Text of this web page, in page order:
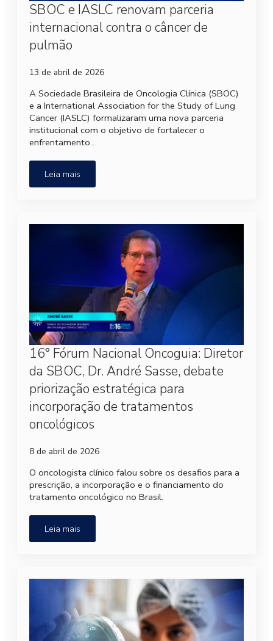
SBOC e IASLC renovam parceria
internacional contra o câncer de
pulmão
13 de abril de 2026
A Sociedade Brasileira de Oncologia Clínica (SBOC)
e a International Association for the Study of Lung
Cancer (IASLC) formalizaram uma nova parceria
institucional com o objetivo de fortalecer o
enfrentamento…
Leia mais
16° Fórum Nacional Oncoguia: Diretor
da SBOC, Dr. André Sasse, debate
priorização estratégica para
incorporação de tratamentos
oncológicos
8 de abril de 2026
O oncologista clínico falou sobre os desafios para a
prescrição, a incorporação e o financiamento do
tratamento oncológico no Brasil.
Leia mais